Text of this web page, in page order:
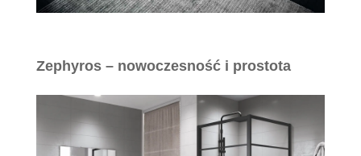
Zephyros – nowoczesność i prostota